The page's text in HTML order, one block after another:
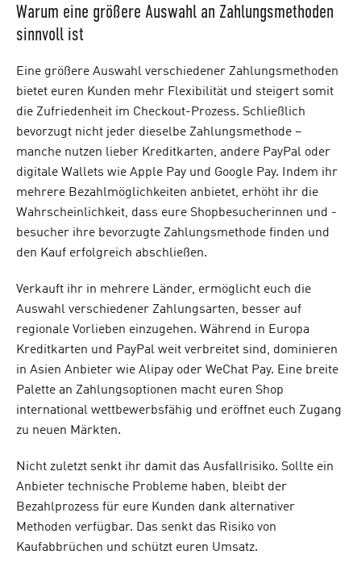
Warum eine größere Auswahl an Zahlungsmethoden
sinnvoll ist
Eine größere Auswahl verschiedener Zahlungsmethoden
bietet euren Kunden mehr Flexibilität und steigert somit
die Zufriedenheit im Checkout-Prozess. Schließlich
bevorzugt nicht jeder dieselbe Zahlungsmethode –
manche nutzen lieber Kreditkarten, andere PayPal oder
digitale Wallets wie Apple Pay und Google Pay. Indem ihr
mehrere Bezahlmöglichkeiten anbietet, erhöht ihr die
Wahrscheinlichkeit, dass eure Shopbesucherinnen und -
besucher ihre bevorzugte Zahlungsmethode finden und
den Kauf erfolgreich abschließen.
Verkauft ihr in mehrere Länder, ermöglicht euch die
Auswahl verschiedener Zahlungsarten, besser auf
regionale Vorlieben einzugehen. Während in Europa
Kreditkarten und PayPal weit verbreitet sind, dominieren
in Asien Anbieter wie Alipay oder WeChat Pay. Eine breite
Palette an Zahlungsoptionen macht euren Shop
international wettbewerbsfähig und eröffnet euch Zugang
zu neuen Märkten.
Nicht zuletzt senkt ihr damit das Ausfallrisiko. Sollte ein
Anbieter technische Probleme haben, bleibt der
Bezahlprozess für eure Kunden dank alternativer
Methoden verfügbar. Das senkt das Risiko von
Kaufabbrüchen und schützt euren Umsatz.